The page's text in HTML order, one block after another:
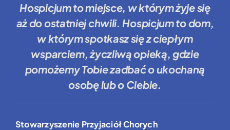
Hospicjum to miejsce, w którym żyje się
aż do ostatniej chwili. Hospicjum to dom,
w którym spotkasz się z ciepłym
wsparciem, życzliwą opieką, gdzie
pomożemy Tobiezadbać o ukochaną
osobę lub o Ciebie.
Stowarzyszenie Przyjaciół Chorych